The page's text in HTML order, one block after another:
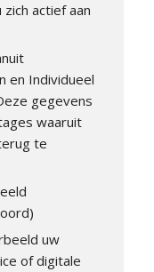
actief aan
en Individueel
gegevens
waaruit
te
uw
of digitale